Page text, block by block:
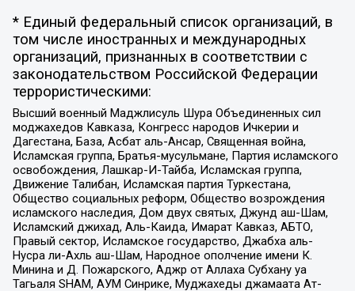
* Единый федеральный список организаций, в
том числе иностранных и международных
организаций, признанных в соответствии с
законодательством Российской Федерации
террористическими:
Высший военный Маджлисуль Шура Объединенных сил
моджахедов Кавказа, Конгресс народов Ичкерии и
Дагестана, База, Асбат аль-Ансар, Священная война,
Исламская группа, Братья-мусульмане, Партия исламского
освобождения, Лашкар-И-Тайба, Исламская группа,
Движение Талибан, Исламская партия Туркестана,
Общество социальных реформ, Общество возрождения
исламского наследия, Дом двух святых, Джунд аш-Шам,
Исламский джихад, Аль-Каида, Имарат Кавказ, АБТО,
Правый сектор, Исламское государство, Джабха аль-
Нусра ли-Ахль аш-Шам, Народное ополчение имени К.
Минина и Д. Пожарского, Аджр от Аллаха Субхану уа
Тагьаля SHAM, АУМ Синрике, Муджахеды джамаата Ат-